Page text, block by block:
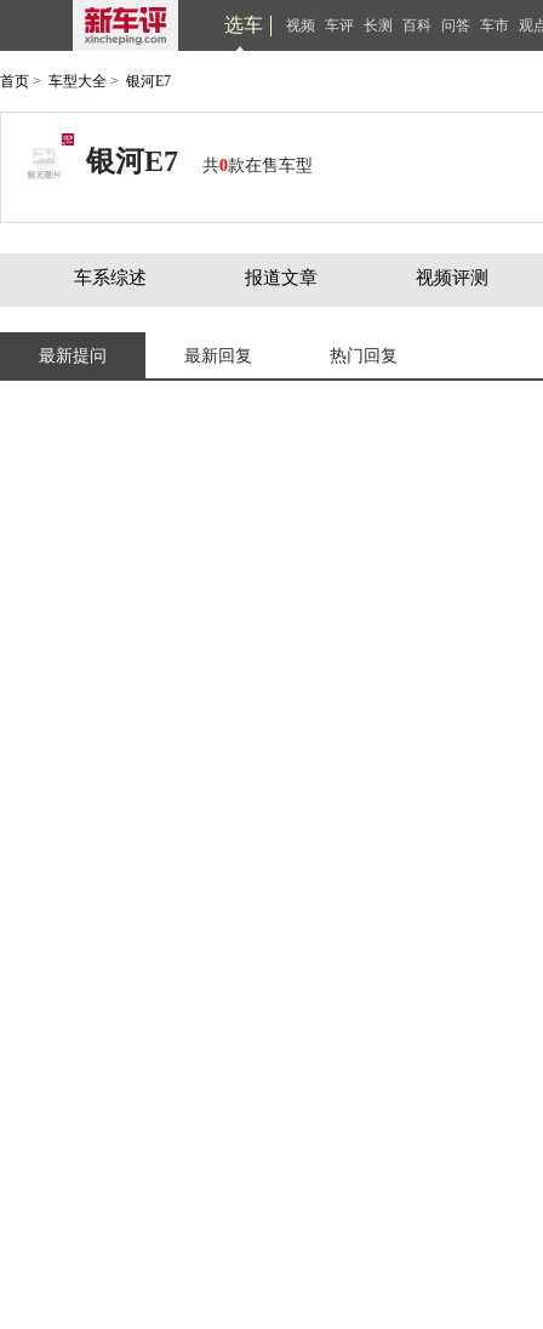
选车 视频 车评 长测 百科 问答 车市 观
首页 > 车型大全 > 银河E7
银河E7 共0款在售车型
车系综述 报道文章 视频评测
最新提问 最新回复 热门回复